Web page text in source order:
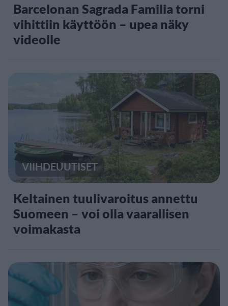
Barcelonan Sagrada Familia torni
vihittiin käyttöön – upea näky
videolle
VIIHDEUUTISET
Keltainen tuulivaroitus annettu
Suomeen – voi olla vaarallisen
voimakasta